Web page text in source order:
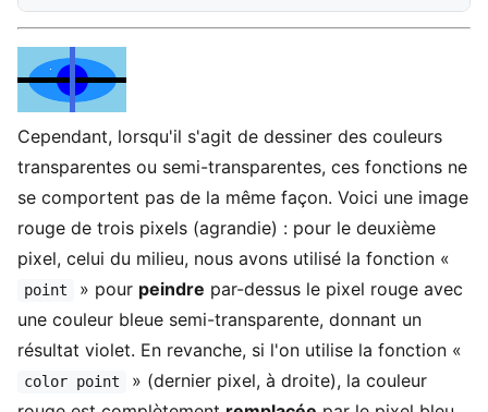
Cependant, lorsqu'il s'agit de dessiner des couleurs
transparentes ou semi-transparentes, ces fonctions ne
se comportent pas de la même façon. Voici une image
rouge de trois pixels (agrandie) : pour le deuxième
pixel, celui du milieu, nous avons utilisé la fonction «
point » pour peindre par-dessus le pixel rouge avec
une couleur bleue semi-transparente, donnant un
résultat violet. En revanche, si l'on utilise la fonction «
color point
» (dernier pixel, à droite), la couleur